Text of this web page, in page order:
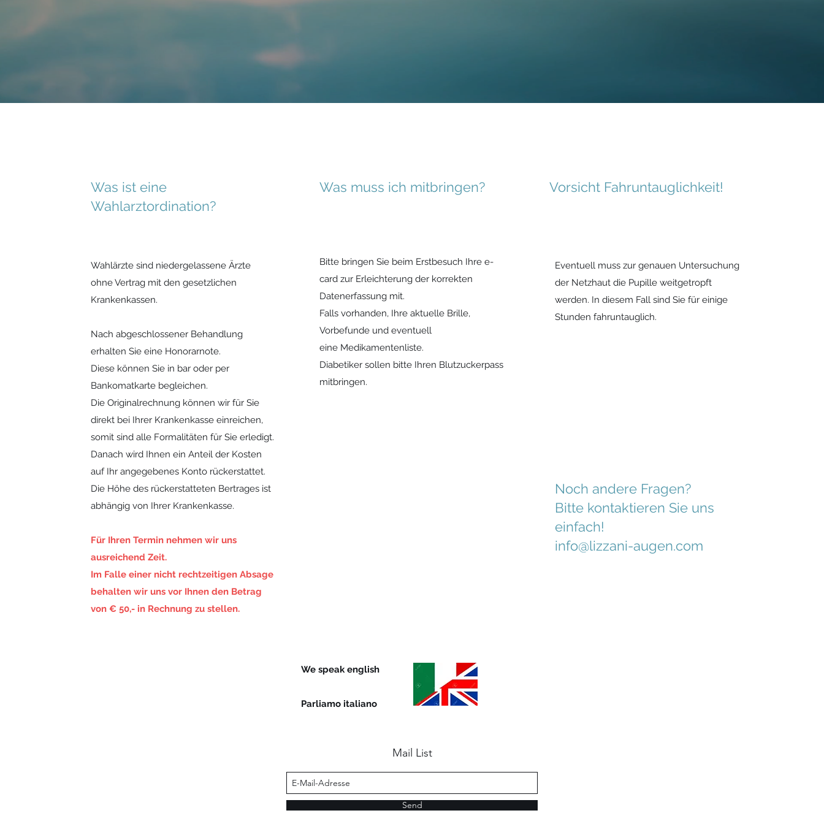
Was ist eine
Wahlarztordination?
Wahlärzte sind niedergelassene Ärzte
ohne Vertrag mit den gesetzlichen
Krankenkassen.
Nach abgeschlossener Behandlung
erhalten Sie eine Honorarnote.
Diese können Sie in bar oder per
Bankomatkarte begleichen.
Die Originalrechnung können wir für Sie
direkt bei Ihrer Krankenkasse einreichen,
somit sind alle Formalitäten für Sie erledigt.
Danach wird Ihnen ein Anteil der Kosten
auf Ihr angegebenes Konto rückerstattet.
Die Höhe des rückerstatteten Bertrages ist
abhängig von Ihrer Krankenkasse.
Für Ihren Termin nehmen wir uns
ausreichend Zeit.
Im Falle einer nicht rechtzeitigen Absage
behalten wir uns vor Ihnen den Betrag
von € 50,- in Rechnung zu stellen.
Was muss ich mitbringen?
Bitte bringen Sie beim Erstbesuch Ihre e-
card zur Erleichterung der korrekten
Datenerfassung mit.
Falls vorhanden, Ihre aktuelle Brille,
Vorbefunde und eventuell
eine Medikamentenliste.
Diabetiker sollen bitte Ihren Blutzuckerpass
mitbringen.
Vorsicht Fahruntauglichkeit!
Eventuell muss zur genauen Untersuchung
der Netzhaut die Pupille weitgetropft
werden. In diesem Fall sind Sie für einige
Stunden fahruntauglich.
Noch andere Fragen?
Bitte kontaktieren Sie uns
einfach!
info@lizzani-augen.com
We speak english
Parliamo italiano
Mail List
Send